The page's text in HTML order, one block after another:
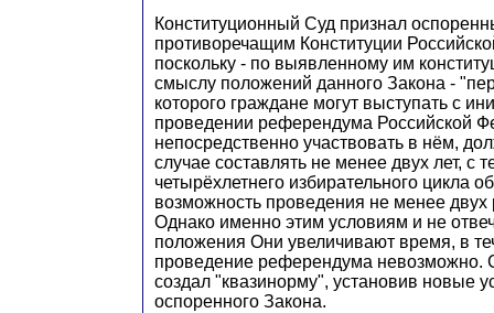
Конституционный Суд признал
противоречащим Конституции
поскольку - по выявленному им
смыслу положений данного Закона -
которого граждане могут выступать с
проведении референдума Российской
непосредственно участвовать в нём,
случае составлять не менее двух лет, с
четырёхлетнего избирательного цикла
возможность проведения не менее
Однако именно этим условиям и не
положения Они увеличивают время, в
проведение референдума невозможно.
создал "квазинорму", установив новые
оспоренного Закона.